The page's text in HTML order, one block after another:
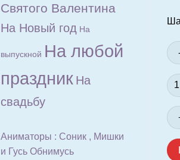
Святого Валентина
На Новый год На
выпускной На любой
праздник На
свадьбу
Аниматоры : Соник , Мишки
и Гусь Обнимусь